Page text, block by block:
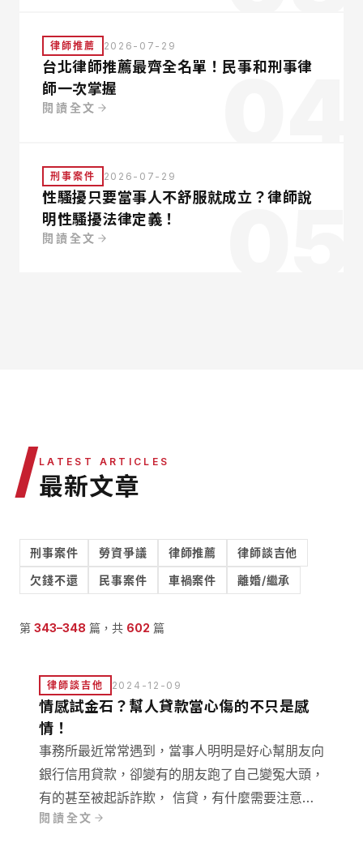
律師推薦 2026-07-29
台北律師推薦最齊全名單！民事和刑事律
師一次掌握
閱讀全文
刑事案件 2026-07-29
性騷擾只要當事人不舒服就成立？律師說
明性騷擾法律定義！
閱讀全文 05
/LATEST ARTICLES
最新文章
刑事案件 勞資爭議 律師推薦
律師談吉他
欠錢不還
民事案件 車禍案件 離婚/繼承
第 343–348 篇，共 602 篇
律師談吉他 2024-12-09
情感試金石？幫人貸款當心傷的不只是感
情！
事務所最近常常遇到，當事人明明是好心幫朋友向
銀行信用貸款，卻變有的朋友跑了自己變冤大頭，
有的甚至被起訴詐欺， 信貸，有什麼需要注意的
呢？
閱讀全文